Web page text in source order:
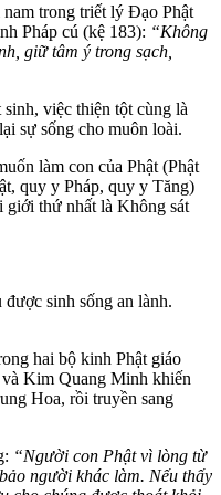
trong triết lý Đạo Phật
Pháp cú (kệ 183): “Không
giữ tâm ý trong sạch,
việc thiện tột cùng là
sự sống cho muôn loài.
làm con của Phật (Phật
quy y Pháp, quy y Tăng)
giới thứ nhất là Không sát
sinh sống an lành.
hai bộ kinh Phật giáo
Kim Quang Minh khiến
Hoa, rồi truyền sang
“Người con Phật vì lòng từ
người khác làm. Nếu thấy